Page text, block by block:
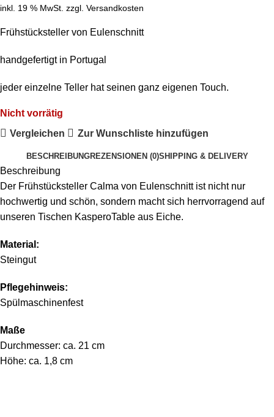
inkl. 19 % MwSt. zzgl. Versandkosten
Frühstücksteller von Eulenschnitt
handgefertigt in Portugal
jeder einzelne Teller hat seinen ganz eigenen Touch.
Nicht vorrätig
Vergleichen
Zur Wunschliste hinzufügen
BESCHREIBUNGREZENSIONEN (0)SHIPPING & DELIVERY
Beschreibung
Der Frühstücksteller Calma von Eulenschnitt ist nicht nur
hochwertig und schön, sondern macht sich herrvorragend auf
unseren Tischen KasperoTable aus Eiche.
Material:
Steingut
Pflegehinweis:
Spülmaschinenfest
Maße
Durchmesser: ca. 21 cm
Höhe: ca. 1,8 cm